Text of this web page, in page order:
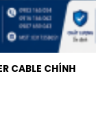
vào kiến
đèn Spot tròn
không chỉ
vẻ đẹp như
CABLE CHÍNH